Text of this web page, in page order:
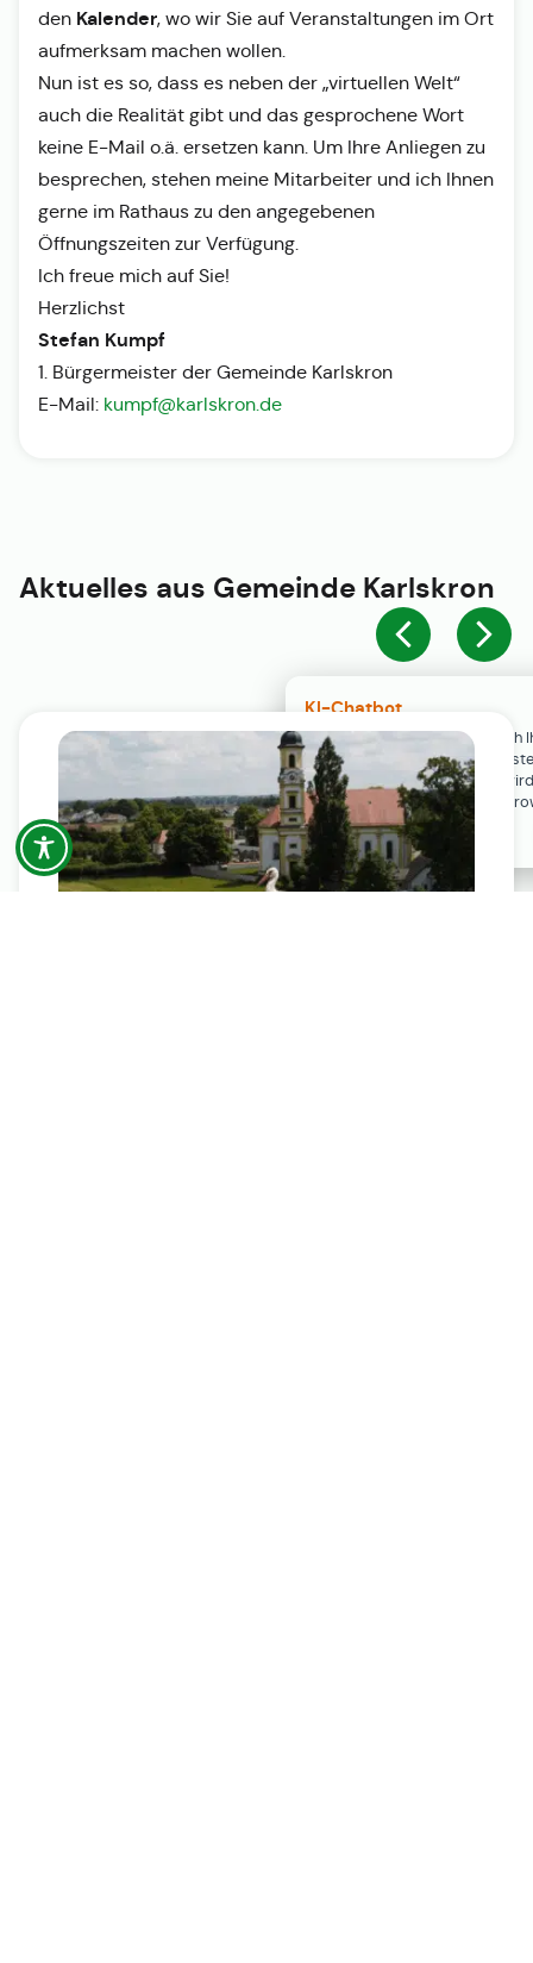
KI-Chatbot
Der KI-Chatbot steht erst nach
Einwilligung in den Cookie-
Verfügung. Der Chat-Verlauf
ausschließlich lokal in Ihrem
gespeichert.
den Kalender, wo wir Sie auf Veranstaltungen im Ort
aufmerksam machen wollen.
Nun ist es so, dass es neben der „virtuellen Welt“
auch die Realität gibt und das gesprochene Wort
keine E-Mail o.ä. ersetzen kann. Um Ihre Anliegen zu
besprechen, stehen meine Mitarbeiter und ich Ihnen
gerne im Rathaus zu den angegebenen
Öffnungszeiten zur Verfügung.
Ich freue mich auf Sie!
Herzlichst
Stefan Kumpf
1. Bürgermeister der Gemeinde Karlskron
E-Mail: kumpf@karlskron.de
Aktuelles aus Gemeinde Karlskron